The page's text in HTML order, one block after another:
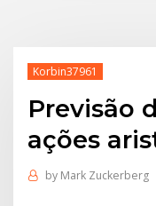
Korbin37961
Previsão
ações
by Mark Zuckerberg